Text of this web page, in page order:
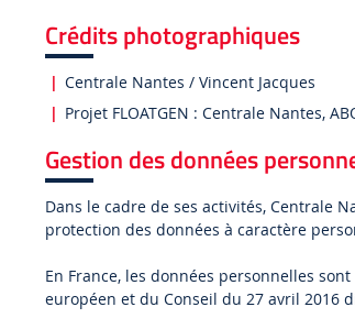
Crédits photographiques
Centrale Nantes / Vincent Jacques
Projet FLOATGEN : Centrale Nantes,
Gestion des données
Dans le cadre de ses activités, Centrale
protection des données à caractère
En France, les données personnelles
européen et du Conseil du 27 avril 2016